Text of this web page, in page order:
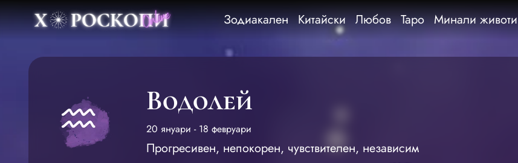
Зодиакален Китайски Любов Таро Минали животи
Водолей
20 януари - 18 февруари
Прогресивен, непокорен, чувствителен, независим